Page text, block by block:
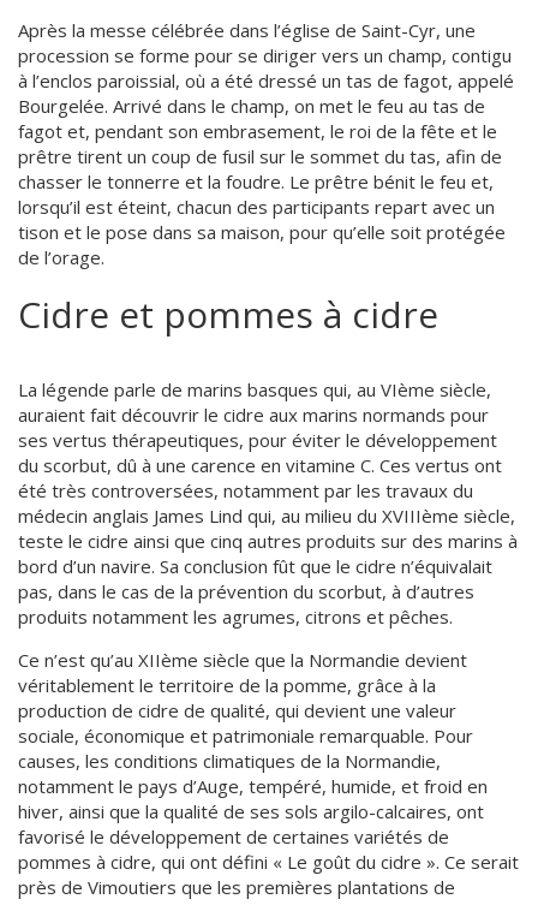
Après la messe célébrée dans l’église de Saint-Cyr, une
procession se forme pour se diriger vers un champ, contigu
à l’enclos paroissial, où a été dressé un tas de fagot, appelé
Bourgelée. Arrivé dans le champ, on met le feu au tas de
fagot et, pendant son embrasement, le roi de la fête et le
prêtre tirent un coup de fusil sur le sommet du tas, afin de
chasser le tonnerre et la foudre. Le prêtre bénit le feu et,
lorsqu’il est éteint, chacun des participants repart avec un
tison et le pose dans sa maison, pour qu’elle soit protégée
de l’orage.
Cidre et pommes à cidre
La légende parle de marins basques qui, au VIème siècle,
auraient fait découvrir le cidre aux marins normands pour
ses vertus thérapeutiques, pour éviter le développement
du scorbut, dû à une carence en vitamine C. Ces vertus ont
été très controversées, notamment par les travaux du
médecin anglais James Lind qui, au milieu du XVIIIème siècle,
teste le cidre ainsi que cinq autres produits sur des marins à
bord d’un navire. Sa conclusion fût que le cidre n’équivalait
pas, dans le cas de la prévention du scorbut, à d’autres
produits notamment les agrumes, citrons et pêches.
Ce n’est qu’au XIIème siècle que la Normandie devient
véritablement le territoire de la pomme, grâce à la
production de cidre de qualité, qui devient une valeur
sociale, économique et patrimoniale remarquable. Pour
causes, les conditions climatiques de la Normandie,
notamment le pays d’Auge, tempéré, humide, et froid en
hiver, ainsi que la qualité de ses sols argilo-calcaires, ont
favorisé le développement de certaines variétés de
pommes à cidre, qui ont défini « Le goût du cidre ». Ce serait
près de Vimoutiers que les premières plantations de